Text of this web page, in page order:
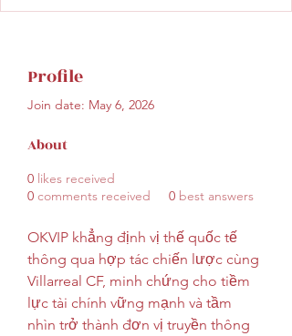
Profile
Join date: May 6, 2026
About
0 likes received
0 comments received 0 best answers
OKVIP khẳng định vị thế quốc tế
thông qua hợp tác chiến lược cùng
Villarreal CF, minh chứng cho tiềm
lực tài chính vững mạnh và tầm
nhìn trở thành đơn vị truyền thông